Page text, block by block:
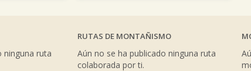
ninguna ruta
RUTAS DE MONTAÑISMO
Aún no se ha publicado ninguna ruta
colaborada por ti.